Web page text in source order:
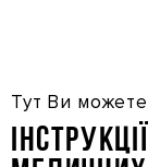
вмісту
Тут Ви